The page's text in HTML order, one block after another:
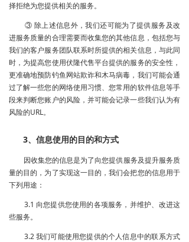
择拒绝为您提供相关的服务。
③ 除上述信息外，我们还可能为了提供服务及改
进服务质量的合理需要而收集您的其他信息，包括您与
我们的客户服务团队联系时所提供的相关信息，与此同
时，为提高您使用伏隆代售平台提供的服务的安全性，
更准确地预防钓鱼网站欺诈和木马病毒，我们可能会通
过了解一些您的网络使用习惯、您常用的软件信息等手
段来判断您账户的风险，并可能会记录一些我们认为有
风险的URL。
3、信息使用的目的和方式
因收集您的信息是为了向您提供服务及提升服务质
量的目的，为了实现这一目的，我们会把您的信息用于
下列用途：
3.1 向您提供您使用的各项服务，并维护、改进这
些服务。
3.2 我们可能使用您提供的个人信息中的联系方式